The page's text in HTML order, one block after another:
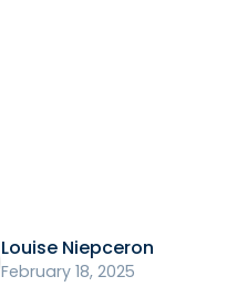
Louise Niepceron
February 18, 2025